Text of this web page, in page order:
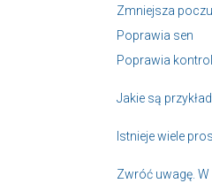
Zmniejsza
Poprawia sen
Poprawia
Jakie są
Istnieje wiele
Zwróć uwagę.